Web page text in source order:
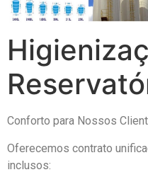
Conforto para Nossos
Oferecemos contrato
inclusos: